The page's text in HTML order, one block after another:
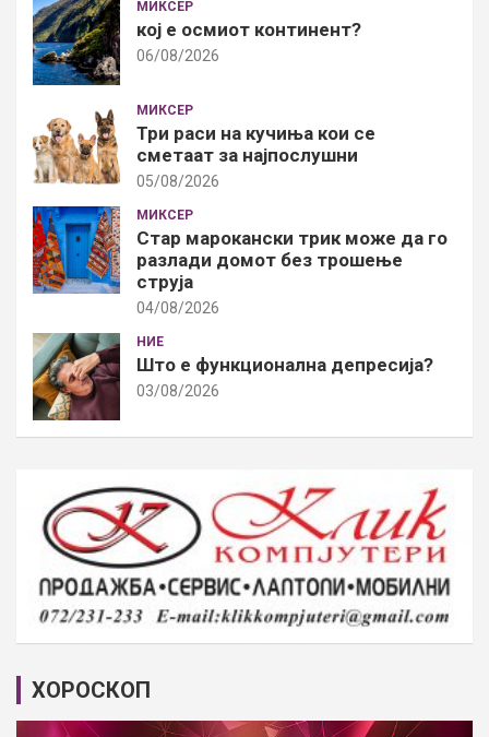
МИКСЕР
кој е осмиот континент?
06/08/2026
МИКСЕР
Три раси на кучиња кои се
сметаат за најпослушни
05/08/2026
МИКСЕР
Стар марокански трик може да го
разлади домот без трошење
струја
04/08/2026
НИЕ
Што е функционална депресија?
03/08/2026
ХОРОСКОП